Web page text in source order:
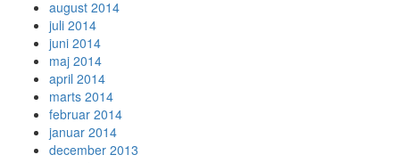
august 2014
juli 2014
juni 2014
maj 2014
april 2014
marts 2014
februar 2014
januar 2014
december 2013